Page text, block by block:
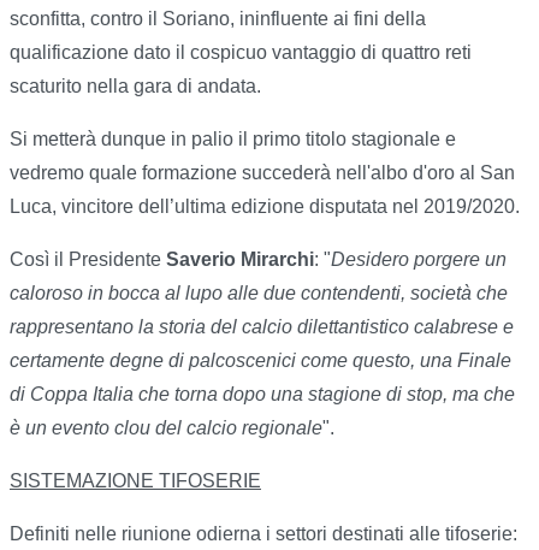
sconfitta, contro il Soriano, ininfluente ai fini della
qualificazione dato il cospicuo vantaggio di quattro reti
scaturito nella gara di andata.
Si metterà dunque in palio il primo titolo stagionale e
vedremo quale formazione succederà nell'albo d'oro al San
Luca, vincitore dell’ultima edizione disputata nel 2019/2020.
Così il Presidente Saverio Mirarchi: "Desidero porgere un
caloroso in bocca al lupo alle due contendenti, società che
rappresentano la storia del calcio dilettantistico calabrese e
certamente degne di palcoscenici come questo, una Finale
di Coppa Italia che torna dopo una stagione di stop, ma che
è un evento clou del calcio regionale".
SISTEMAZIONE TIFOSERIE
Definiti nelle riunione odierna i settori destinati alle tifoserie: